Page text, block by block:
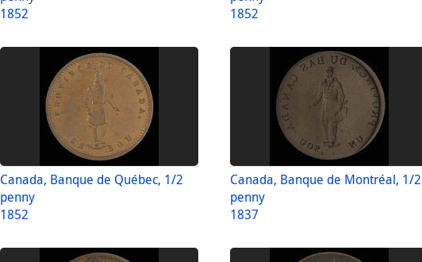
1852
1852
Canada, Banque de Québec, 1/2
penny
1852
Canada, Banque de Montréal, 1/2
penny
1837